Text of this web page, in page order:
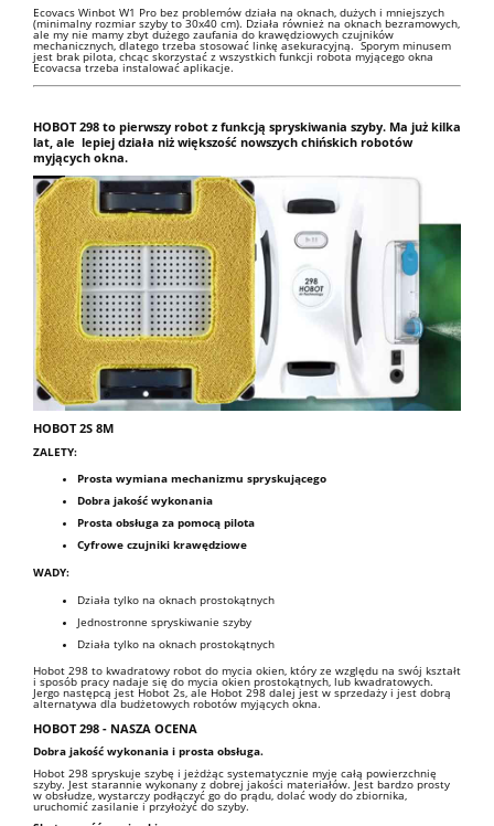
Ecovacs Winbot W1 Pro bez problemów działa na oknach, dużych i mniejszych
(minimalny rozmiar szyby to 30x40 cm). Działa również na oknach bezramowych,
ale my nie mamy zbyt dużego zaufania do krawędziowych czujników
mechanicznych, dlatego trzeba stosować linkę asekuracyjną. Sporym minusem
jest brak pilota, chcąc skorzystać z wszystkich funkcji robota myjącego okna
Ecovacsa trzeba instalować aplikacje.
HOBOT 298 to pierwszy robot z funkcją spryskiwania szyby. Ma już kilka
lat, ale lepiej działa niż większość nowszych chińskich robotów
myjących okna.
HOBOT 2S 8M
ZALETY:
Prosta wymiana mechanizmu spryskującego
Dobra jakość wykonania
Prosta obsługa za pomocą pilota
Cyfrowe czujniki krawędziowe
WADY:
Działa tylko na oknach prostokątnych
Jednostronne spryskiwanie szyby
Działa tylko na oknach prostokątnych
Hobot 298 to kwadratowy robot do mycia okien, który ze względu na swój kształt
i sposób pracy nadaje się do mycia okien prostokątnych, lub kwadratowych.
Jergo następcą jest Hobot 2s, ale Hobot 298 dalej jest w sprzedaży i jest dobrą
alternatywa dla budżetowych robotów myjących okna.
HOBOT 298 - NASZA OCENA
Dobra jakość wykonania i prosta obsługa.
Hobot 298 spryskuje szybę i jeżdżąc systematycznie myje całą powierzchnię
szyby. Jest starannie wykonany z dobrej jakości materiałów. Jest bardzo prosty
w obsłudze, wystarczy podłączyć go do prądu, dolać wody do zbiornika,
uruchomić zasilanie i przyłożyć do szyby.